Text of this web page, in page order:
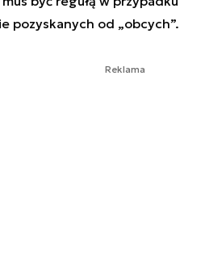
pozyskanych od „obcych”.
Reklama